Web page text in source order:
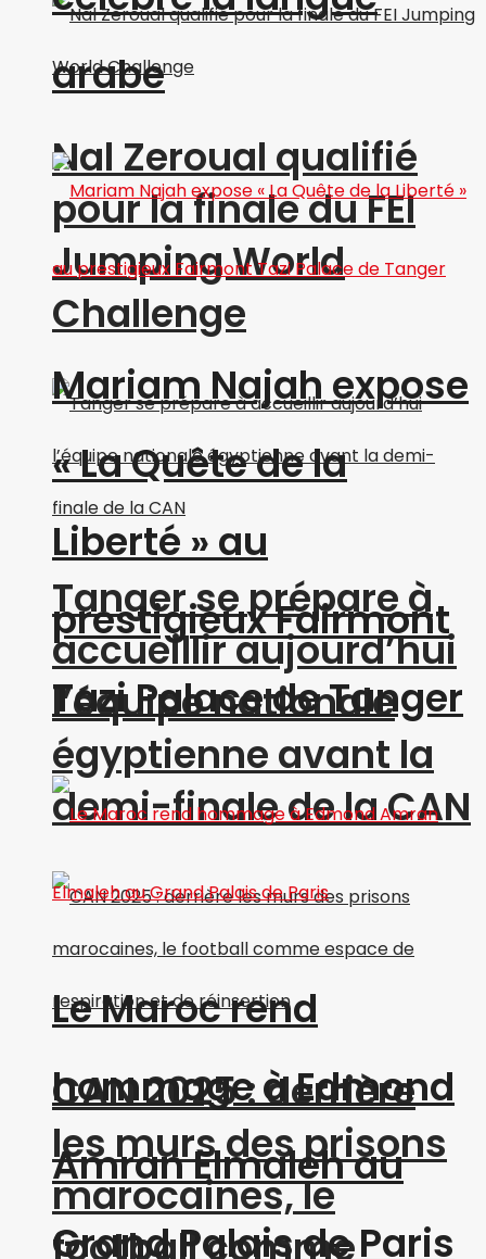
Nal Zeroual qualifié
pour la finale du FEI
Jumping World
Challenge
Tanger se prépare à
accueillir aujourd’hui
l’équipe nationale
égyptienne avant la
demi-finale de la CAN
CAN 2025 : derrière
les murs des prisons
marocaines, le
football comme
arabe
Mariam Najah expose
« La Quête de la
Liberté » au
prestigieux Fairmont
Tazi Palace de Tanger
Le Maroc rend
hommage à Edmond
Amran Elmaleh au
Grand Palais de Paris